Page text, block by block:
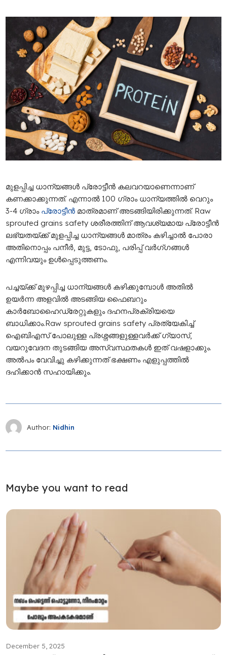
മുളപ്പിച്ച ധാന്യങ്ങൾ പ്രോട്ടീൻ കലവറയാണെന്നാണ്
കണക്കാക്കുന്നത്. എന്നാൽ 100 ​ഗ്രാം ധാന്യത്തിൽ വെറും
3-4 ഗ്രാം പ്രോട്ടീൻ മാത്രമാണ് അടങ്ങിയിരിക്കുന്നത്. Raw
sprouted grains safety ശരീരത്തിന് ആവശ്യമായ പ്രോട്ടീൻ
ലഭ്യതയ്ക്ക് മുളപ്പിച്ച ധാന്യങ്ങൾ മാത്രം കഴിച്ചാൽ പോരാ
അതിനൊപ്പം പനീർ, മുട്ട, ടോഫു, പരിപ്പ് വർ​ഗ്​ഗങ്ങൾ
എന്നിവയും ഉൾപ്പെടുത്തണം.
പച്ചയ്ക്ക് മുഴപ്പിച്ച ധാന്യങ്ങൾ കഴിക്കുമ്പോൾ അതിൽ
ഉയർന്ന അളവിൽ അടങ്ങിയ ഫൈബറും
കാർബോഹൈഡ്രേറ്റുകളും ദഹനപ്രക്രിയയെ
ബാധിക്കാം.Raw sprouted grains safety പ്രത്യേകിച്ച്
ഐബിഎസ് പോലുള്ള പ്രശ്നങ്ങളുള്ളവർക്ക് ഗ്യാസ്,
വയറുവേദന തുടങ്ങിയ അസ്വസ്ഥതകൾ ഇത് വഷളാക്കും.
അൽപം വേവിച്ചു കഴിക്കുന്നത് ഭക്ഷണം എളുപ്പത്തിൽ
ദഹിക്കാൻ സഹായിക്കും.
Author: Nidhin
Maybe you want to read
December 5, 2025